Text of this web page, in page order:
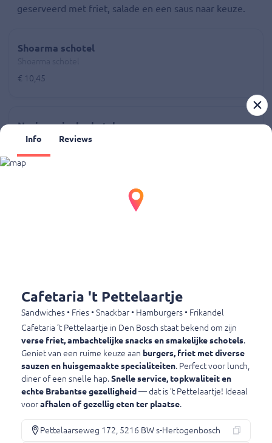
geserveerd met friet, salade en een saus naar keuze.
Shoarma schotel
€ 10,45
Nasi speciaal schotel
Nasi speciaal schotel
€ 11,95
1/2 Haan schotel
€ 11,45
Saté kip schotel
Saté kip schotel
€ 10,95
Saté haas schotel
Info Reviews
Cafetaria 't Pettelaartje
Sandwiches • Fries • Snackbar • Hamburgers • Frikandel
Cafetaria ’t Pettelaartje in Den Bosch staat bekend om zijn
verse friet, ambachtelijke snacks en smakelijke schotels.
Geniet van een ruime keuze aan burgers, friet met diverse
sauzen en huisgemaakte specialiteiten. Perfect voor lunch,
diner of een snelle hap.Snelle service, topkwaliteit en
echte Brabantse gezelligheid — dat is ’t Pettelaartje! Ideaal
voorafhalen of gezellig eten ter plaatse.
Pettelaarseweg 172, 5216 BW s-Hertogenbosch